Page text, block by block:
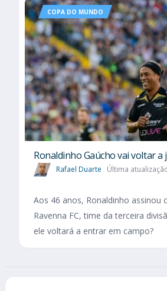
COPA DO MUNDO
Ronaldinho Gaúcho vai voltar a
Rafael Duarte Última
Aos 46 anos, Ronaldinho assinou
Ravenna FC, time da terceira
ele voltará a entrar em campo?